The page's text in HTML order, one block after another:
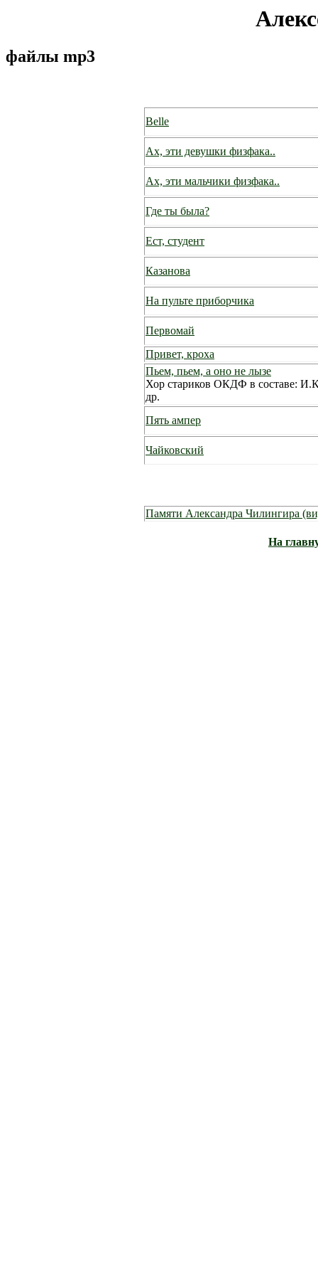
файлы mp3
Belle
Ах, эти девушки физфака..
Ах, эти мальчики физфака..
Где ты была?
Ест, студент
Казанова
На пульте приборчика
Первомай
Привет, кроха
Пьем, пьем, а оно не лызе
Хор стариков ОКДФ в составе:
др.
Пять ампер
Чайковский
Памяти Александра Чилингира
На